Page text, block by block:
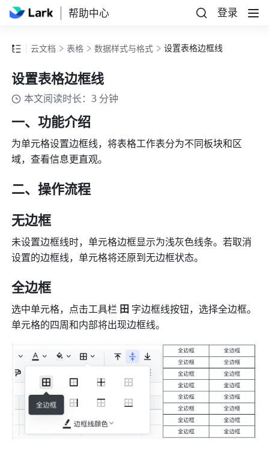
帮助中心 登录
云文档 表格 数据样式与格式 设置表格边框线
设置表格边框线
本文阅读时长：3 分钟
一、功能介绍
为单元格设置边框线，将表格工作表分为不同板块和区
域，查看信息更直观。
二、操作流程
无边框
未设置边框线时，单元格边框显示为浅灰色线条。若取消
设置的边框线，单元格将还原到无边框状态。
全边框
选中单元格，点击工具栏 田 字边框线按钮，选择全边框。
单元格的四周和内部将出现边框线。